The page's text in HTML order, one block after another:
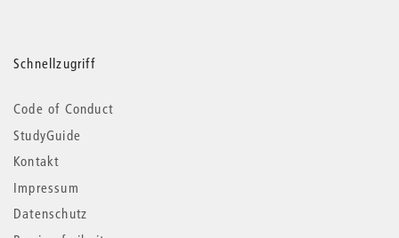
Schnellzugriff
Code of Conduct
StudyGuide
Kontakt
Impressum
Datenschutz